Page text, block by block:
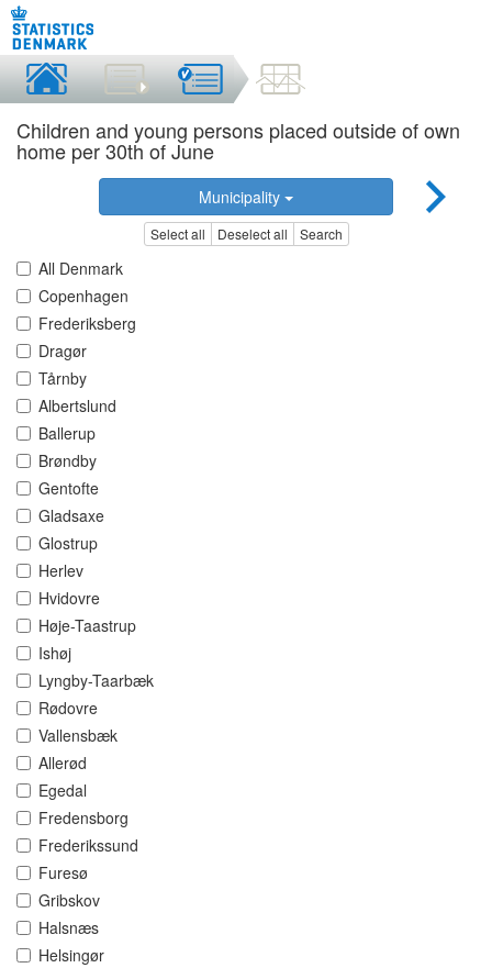
Children and young persons placed outside of own
home per 30th of June
Municipality
Select all Deselect all Search
All Denmark
Copenhagen
Frederiksberg
Dragør
Tårnby
Albertslund
Ballerup
Brøndby
Gentofte
Gladsaxe
Glostrup
Herlev
Hvidovre
Høje-Taastrup
Ishøj
Lyngby-Taarbæk
Rødovre
Vallensbæk
Allerød
Egedal
Fredensborg
Frederikssund
Furesø
Gribskov
Halsnæs
Helsingør